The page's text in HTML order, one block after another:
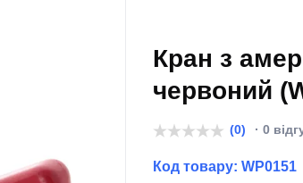
Кран з
червоний
(0) · 0
Код товару: WP0151